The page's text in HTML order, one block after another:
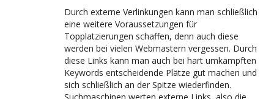
Durch externe Verlinkungen kann man schließlich
eine weitere Voraussetzungen für
Topplatzierungen schaffen, denn auch diese
werden bei vielen Webmastern vergessen. Durch
diese Links kann man auch bei hart umkämpften
Keywords entscheidende Plätze gut machen und
sich schließlich an der Spitze wiederfinden.